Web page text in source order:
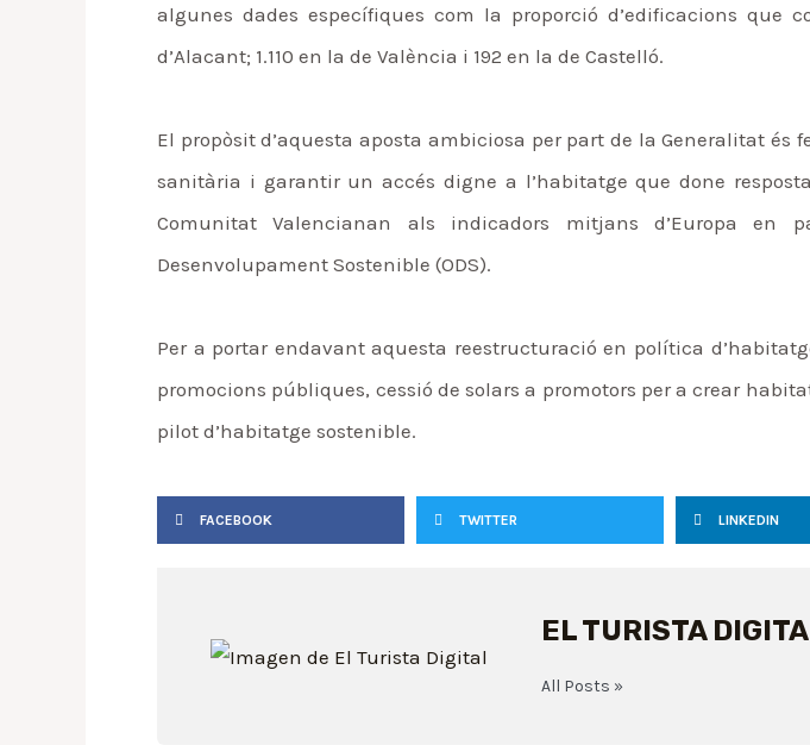
algunes dades específiques com la proporció d’edificacions que
d’Alacant; 1.110 en la de València i 192 en la de Castelló.
El propòsit d’aquesta aposta ambiciosa per part de la Generalitat
sanitària i garantir un accés digne a l’habitatge que done
Comunitat Valencianan als indicadors mitjans d’Europa en
Desenvolupament Sostenible (ODS).
Per a portar endavant aquesta reestructuració en política
promocions públiques, cessió de solars a promotors per a crear
pilot d’habitatge sostenible.
FACEBOOK TWITTER LINKEDIN
EL TURISTA
All Posts »